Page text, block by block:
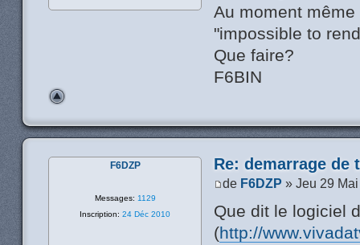
Au moment
"impossible to
Que faire?
F6BIN
Re: demarrage de
de F6DZP » Jeu 29
Que dit le logiciel
(http://
F6DZP
Messages: 1129
Inscription: 24 Déc 2010